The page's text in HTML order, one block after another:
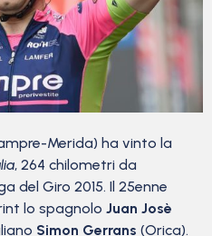
Merida) ha vinto la
, 264 chilometri da
del Giro 2015. Il 25enne
lo spagnolo Juan Josè
Simon Gerrans (Orica).